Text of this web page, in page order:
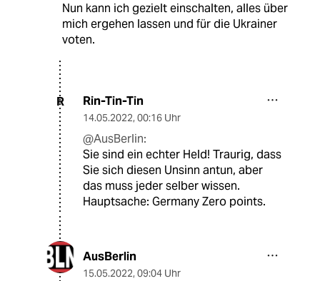
Nun kann ich gezielt einschalten, alles über
mich ergehen lassen und für die Ukrainer
voten.
R Rin-Tin-Tin
14.05.2022, 00:16 Uhr
@AusBerlin:
Sie sind ein echter Held! Traurig, dass
Sie sich diesen Unsinn antun, aber
das muss jeder selber wissen.
Hauptsache: Germany Zero points.
AusBerlin
15.05.2022, 09:04 Uhr